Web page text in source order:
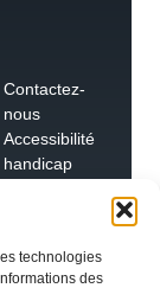
technologies
des
Contactez-
nous
Accessibilité
handicap